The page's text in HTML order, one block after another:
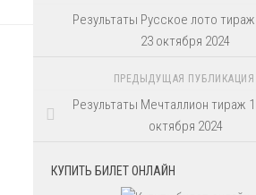
Результаты Русское лото
23 октября 2024
ПРЕДЫДУЩАЯ ПУБЛИКАЦИЯ
Результаты Мечталлион тираж
октября 2024
КУПИТЬ БИЛЕТ ОНЛАЙН